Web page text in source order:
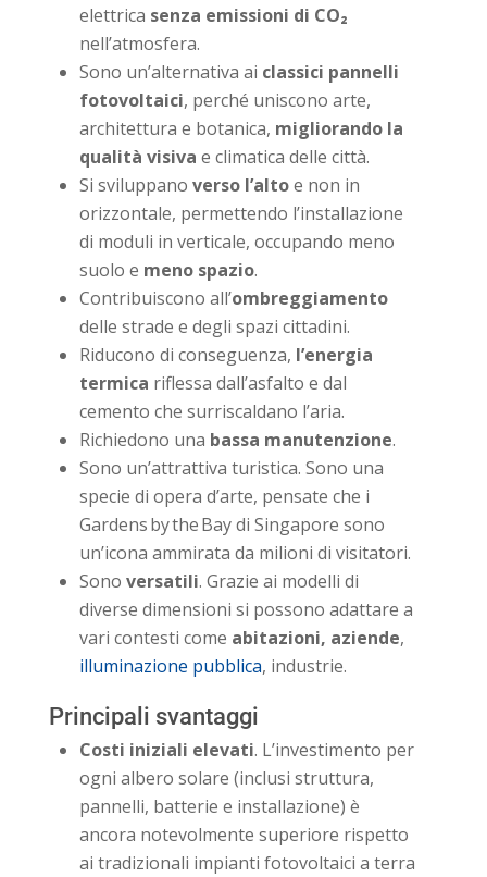
elettrica senza emissioni di CO₂
nell’atmosfera.
Sono un’alternativa ai classici pannelli
fotovoltaici, perché uniscono arte,
architettura e botanica, migliorando la
qualità visiva e climatica delle città.
Si sviluppano verso l’altoe non in
orizzontale, permettendo l’installazione
di moduli in verticale, occupando meno
suolo e meno spazio.
Contribuiscono all’ombreggiamento
delle strade e degli spazi cittadini.
Riducono di conseguenza, l’energia
termica riflessa dall’asfalto e dal
cemento che surriscaldano l’aria.
Richiedono una bassa manutenzione.
Sono un’attrattiva turistica. Sono una
specie di opera d’arte, pensate che i
Gardens by the Bay di Singapore sono
un’icona ammirata da milioni di visitatori.
Sono versatili. Grazie ai modelli di
diverse dimensioni si possono adattare a
vari contesti come abitazioni, aziende,
illuminazione pubblica, industrie.
Principali svantaggi
Costi iniziali elevati. L’investimento per
ogni albero solare (inclusi struttura,
pannelli, batterie e installazione) è
ancora notevolmente superiore rispetto
ai tradizionali impianti fotovoltaici a terra